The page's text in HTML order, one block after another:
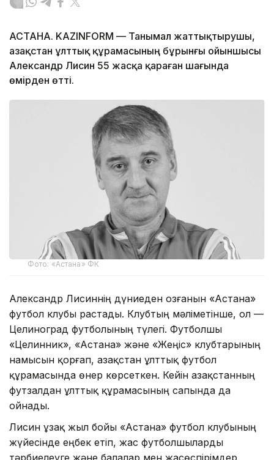
АСТАНА. KAZINFORM — Танымал жаттықтырушы,
Қазақстан ұлттық құрамасының бұрынғы ойыншысы
Александр Лисин 55 жасқа қараған шағында
өмірден өтті.
Фото: «Астана» ФК
Александр Лисиннің дүниеден озғанын «Астана»
футбол клубы растады. Клубтың мәліметінше, ол —
Целиноград футболының түлегі. Футболшы
«Целинник», «Астана» және «Жеңіс» клубтарының
намысын қорғап, Қазақстан ұлттық футбол
құрамасында өнер көрсеткен. Кейін Қазақстанның
футзалдан ұлттық құрамасының сапында да
ойнады.
Лисин ұзақ жыл бойы «Астана» футбол клубының
жүйесінде еңбек етіп, жас футболшыларды
тәрбиелеуге және балалар мен жасөспірімдер